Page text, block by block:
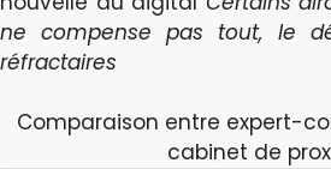
ne compense pas tout, le
réfractaires
Comparaison entre expert-
cabinet de